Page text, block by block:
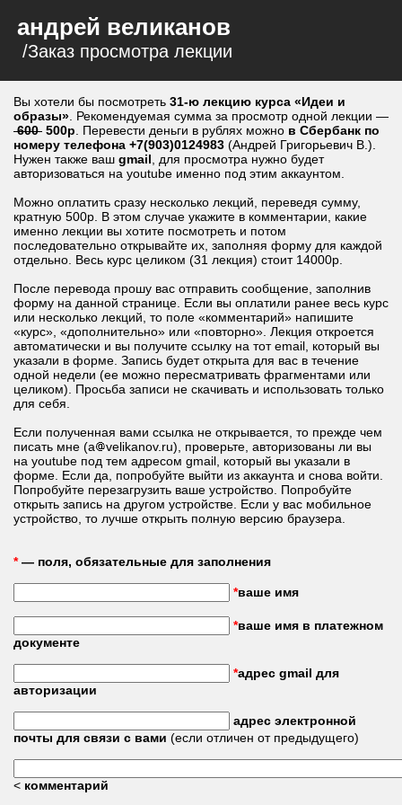
андрей великанов
/Заказ просмотра лекции
Вы хотели бы посмотреть 31-ю лекцию курса «Идеи и
образы» . Рекомендуемая сумма за просмотр одной лекции —
600 500р . Перевести деньги в рублях можно в Сбербанк по
номеру телефона +7(903)0124983 (Андрей Григорьевич В.).
Нужен также ваш gmail , для просмотра нужно будет
авторизоваться на youtube именно под этим аккаунтом.
Можно оплатить сразу несколько лекций, переведя сумму,
кратную 500р. В этом случае укажите в комментарии, какие
именно лекции вы хотите посмотреть и потом
последовательно открывайте их, заполняя форму для каждой
отдельно. Весь курс целиком (31 лекция) стоит 14000р.
После перевода прошу вас отправить сообщение, заполнив
форму на данной странице. Если вы оплатили ранее весь курс
или несколько лекций, то поле «комментарий» напишите
«курс», «дополнительно» или «повторно». Лекция откроется
автоматически и вы получите ссылку на тот email, который вы
указали в форме. Запись будет открыта для вас в течение
одной недели (ее можно пересматривать фрагментами или
целиком). Просьба записи не скачивать и использовать только
для себя.
Если полученная вами ссылка не открывается, то прежде чем
писать мне (a
velikanov.ru), проверьте, авторизованы ли вы
на youtube под тем адресом gmail, который вы указали в
форме. Если да, попробуйте выйти из аккаунта и снова войти.
Попробуйте перезагрузить ваше устройство. Попробуйте
открыть запись на другом устройстве. Если у вас мобильное
устройство, то лучше открыть полную версию браузера.
*— поля, обязательные для заполнения
*ваше имя
*ваше имя в платежном
документе
*адрес gmail для
авторизации
адрес электронной
почты для связи с вами (если отличен от предыдущего)
< комментарий